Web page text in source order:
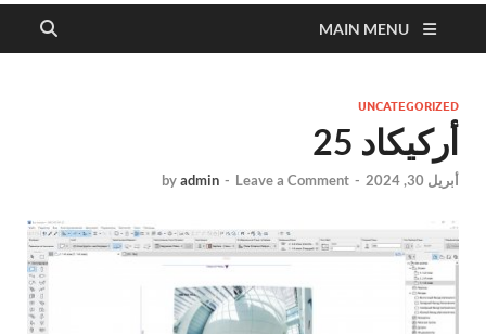
MAIN MENU
UNCATEGORIZED
أركيكاد 25
أبريل 30, 2024 -
byadmin - Leave a Comment